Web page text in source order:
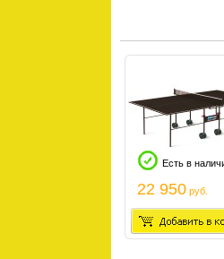
Есть в
22 950 руб.